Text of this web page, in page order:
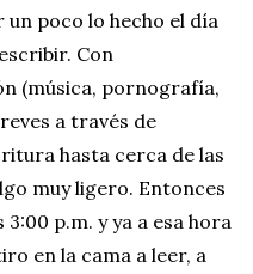
poco lo hecho el día
Con
(música, pornografía,
a través de
hasta cerca de las
muy ligero. Entonces
p.m. y ya a esa hora
en la cama a leer, a